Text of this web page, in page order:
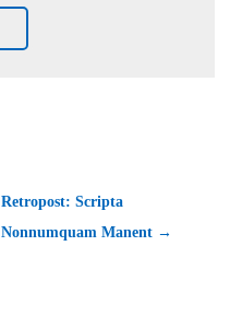
Retropost: Scripta
Nonnumquam Manent →